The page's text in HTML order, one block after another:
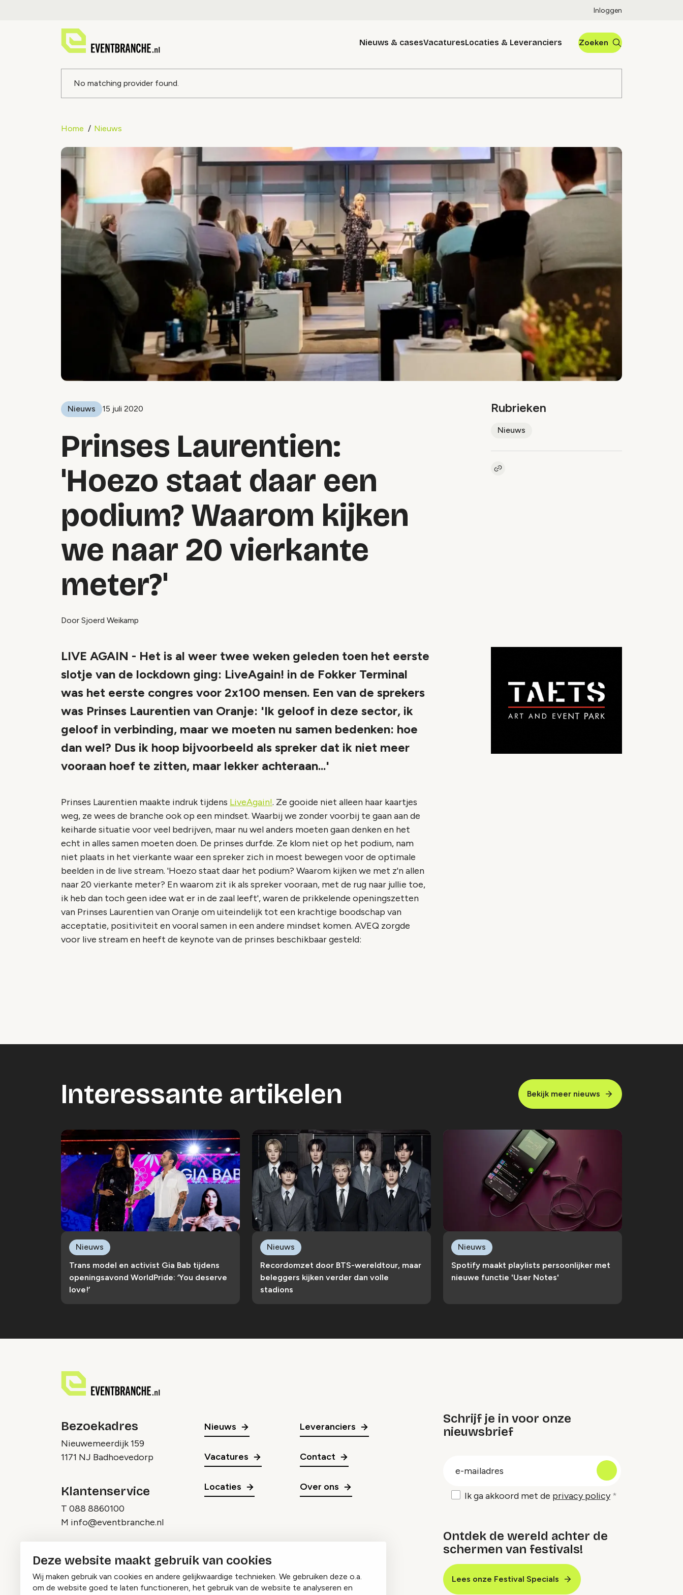
Deze website maakt gebruik van cookies
Wij maken gebruik van cookies en andere gelijkwaardige technieken. We gebruiken deze o.a.
om de website goed te laten functioneren, het gebruik van de website te analyseren en
Inloggen
Nieuws & casesVacaturesLocaties & Leveranciers Zoeken
Foutmelding
No matching provider found.
Home Nieuws
Nieuws 15 juli 2020
Prinses Laurentien:
'Hoezo staat daar een
podium? Waarom kijken
we naar 20 vierkante
meter?'
Door Sjoerd Weikamp
Rubrieken
Nieuws
Kopieer link naar artikel
LIVE AGAIN - Het is al weer twee weken geleden toen het eerste
slotje van de lockdown ging: LiveAgain! in de Fokker Terminal
was het eerste congres voor 2x100 mensen. Een van de sprekers
was Prinses Laurentien van Oranje: 'Ik geloof in deze sector, ik
geloof in verbinding, maar we moeten nu samen bedenken: hoe
dan wel? Dus ik hoop bijvoorbeeld als spreker dat ik niet meer
vooraan hoef te zitten, maar lekker achteraan...'
Prinses Laurentien maakte indruk tijdens LiveAgain!. Ze gooide niet alleen haar kaartjes
weg, ze wees de branche ook op een mindset. Waarbij we zonder voorbij te gaan aan de
keiharde situatie voor veel bedrijven, maar nu wel anders moeten gaan denken en het
echt in alles samen moeten doen. De prinses durfde. Ze klom niet op het podium, nam
niet plaats in het vierkante waar een spreker zich in moest bewegen voor de optimale
beelden in de live stream. 'Hoezo staat daar het podium? Waarom kijken we met z'n allen
naar 20 vierkante meter? En waarom zit ik als spreker vooraan, met de rug naar jullie toe,
ik heb dan toch geen idee wat er in de zaal leeft', waren de prikkelende openingszetten
van Prinses Laurentien van Oranje om uiteindelijk tot een krachtige boodschap van
acceptatie, positiviteit en vooral samen in een andere mindset komen. AVEQ zorgde
voor live stream en heeft de keynote van de prinses beschikbaar gesteld:
Wijzig cookie instellingen
Interessante artikelen Bekijk meer nieuws
Trans model en activist Gia Bab tijdens
openingsavond WorldPride: ‘You deserve
love!’
Nieuws
Recordomzet door BTS-wereldtour, maar
beleggers kijken verder dan volle
stadions
Nieuws
Spotify maakt playlists persoonlijker met
nieuwe functie 'User Notes'
Nieuws
Bezoekadres
Nieuwemeerdijk 159
1171 NJ Badhoevedorp
Klantenservice
T 088 8860100
M info@eventbranche.nl
Nieuws
Vacatures
Locaties
Leveranciers
Contact
Over ons
Schrijf je in voor onze
nieuwsbrief
Ik ga akkoord met de privacy policy
Ontdek de wereld achter de
schermen van festivals!
Lees onze Festival Specials